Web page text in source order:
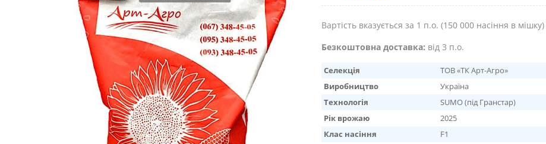
Вартість вказується за 1 п.о. (150 000 насіння в мішку)
Безкоштовна доставка: від 3 п.о.
Селекція
ТОВ «ТК Арт-Агро»
Виробництво
Україна
Технологія
SUMO (під Гранстар)
Рік врожаю
2025
Клас насіння
F1